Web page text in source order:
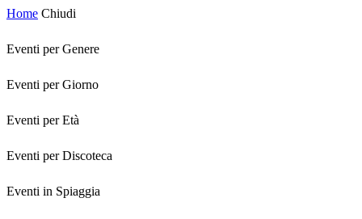
Home Chiudi
Eventi per Genere
Eventi per Giorno
Eventi per Età
Eventi per Discoteca
Eventi in Spiaggia